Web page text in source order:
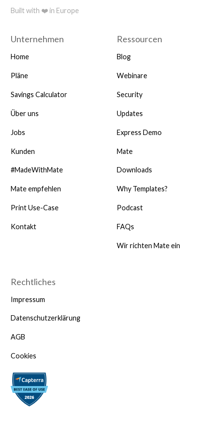
Built with ❤️ in Europe
Unternehmen
Home
Pläne
Savings Calculator
Über uns
Jobs
Kunden
#MadeWithMate
Mate empfehlen
Print Use-Case
Kontakt
Ressourcen
Blog
Webinare
Security
Updates
Express Demo
Mate
Downloads
Why Templates?
Podcast
FAQs
Wir richten Mate ein
Rechtliches
Impressum
Datenschutzerklärung
AGB
Cookies